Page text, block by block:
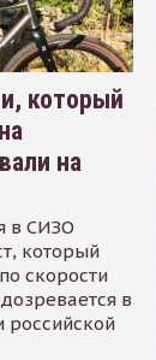
который
на
в СИЗО
который
скорости
в
российской